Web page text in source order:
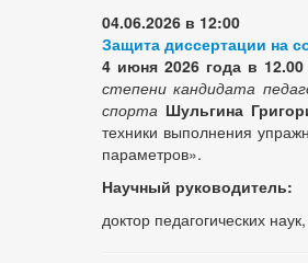
04.06.2026 в 12:00
Защита диссертации на
4 июня 2026 года в
степени кандидата
спорта Шульгина
техники выполнения
параметров».
Научный руководитель:
доктор педагогических